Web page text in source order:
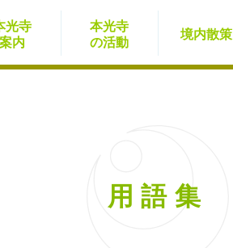
光寺
案内
本光寺
の活動
境内散策
用語集